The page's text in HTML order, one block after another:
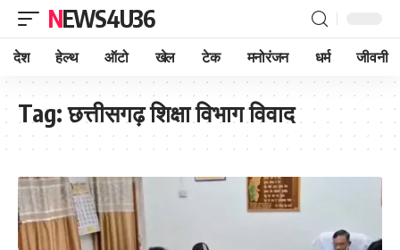
NEWS4U36
देश हेल्थ ऑटो खेल टेक मनोरंजन धर्म जीवनी
Tag:छत्तीसगढ़ शिक्षा विभाग विवाद